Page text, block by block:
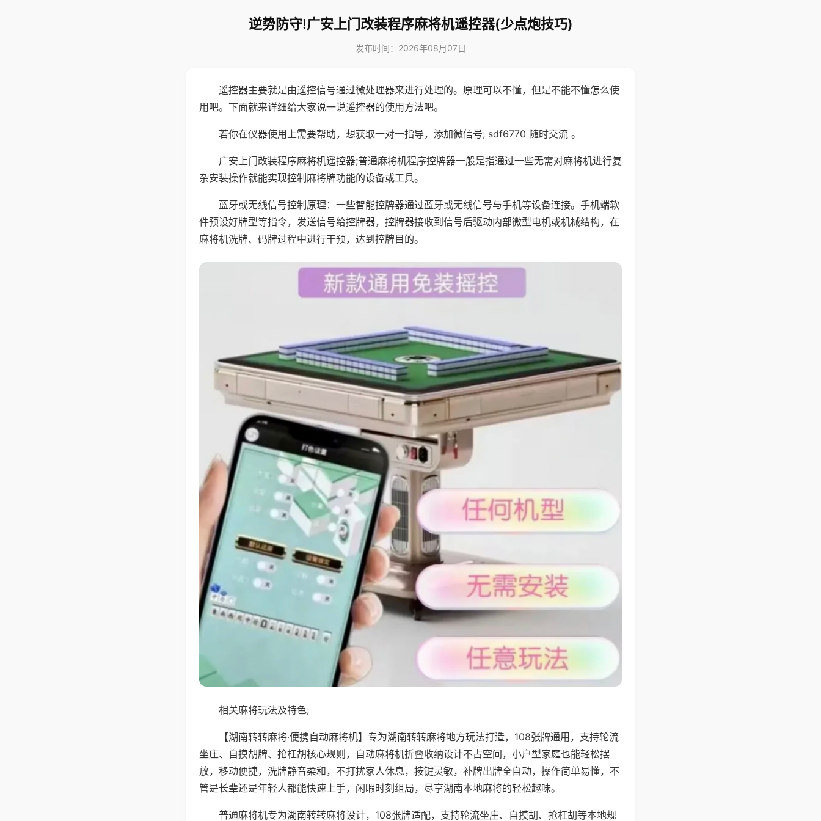
逆势防守!广安上门改装程序麻将机遥控器(少点炮技巧)
发布时间：2026年08月07日
遥控器主要就是由遥控信号通过微处理器来进行处理的。原理可以不懂，但是不能不懂怎么使
用吧。下面就来详细给大家说一说遥控器的使用方法吧。
若你在仪器使用上需要帮助，想获取一对一指导，添加微信号; sdf6770 随时交流 。
广安上门改装程序麻将机遥控器;普通麻将机程序控牌器一般是指通过一些无需对麻将机进行复
杂安装操作就能实现控制麻将牌功能的设备或工具。
蓝牙或无线信号控制原理：一些智能控牌器通过蓝牙或无线信号与手机等设备连接。手机端软
件预设好牌型等指令，发送信号给控牌器，控牌器接收到信号后驱动内部微型电机或机械结构，在
麻将机洗牌、码牌过程中进行干预，达到控牌目的。
相关麻将玩法及特色;
【湖南转转麻将·便携自动麻将机】专为湖南转转麻将地方玩法打造，108张牌通用，支持轮流
坐庄、自摸胡牌、抢杠胡核心规则，自动麻将机折叠收纳设计不占空间，小户型家庭也能轻松摆
放，移动便捷，洗牌静音柔和，不打扰家人休息，按键灵敏，补牌出牌全自动，操作简单易懂，不
管是长辈还是年轻人都能快速上手，闲暇时刻组局，尽享湖南本地麻将的轻松趣味。
普通麻将机专为湖南转转麻将设计，108张牌适配，支持轮流坐庄、自摸胡、抢杠胡等本地规